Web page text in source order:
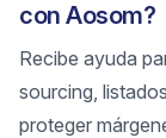
con Aosom?
Recibe ayuda
sourcing,
proteger